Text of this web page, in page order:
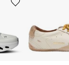
Ürünü istek listesine ekle veya listeden çıkar